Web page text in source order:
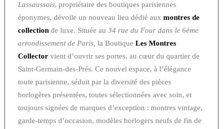
Lassaussois, propriétaire des boutiques parisiennes
éponymes, dévoile un nouveau lieu dédié aux montres de
collection de luxe. Située au 34 rue du Four dans le 6ème
arrondissement de Paris, la Boutique Les Montres
Collector vient d’ouvrir ses portes, au cœur du quartier de
Saint-Germain-des-Prés. Ce nouvel espace, à l’élégance
toute parisienne, séduit par la diversité des pièces
horlogères présentées, toutes sélectionnées avec soin, et
toujours signées de marques d’exception : montres vintage,
garde-temps d’occasion, modèles horlogers neufs de fin de